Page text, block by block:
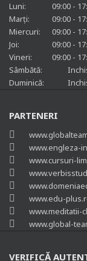
Luni:
09:00 -
Marți:
09:00 -
Miercuri:
09:00 -
Joi:
09:00 -
Vineri:
09:00 -
Sâmbătă:
Duminică:
PARTENERI
www.engleza-
www.cursuri-
www.edu-
www.meditatii-
www.global-
VERIFICĂ